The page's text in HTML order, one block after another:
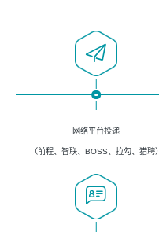
网络平台投递
（前程、智联、BOSS、拉勾、猎聘）